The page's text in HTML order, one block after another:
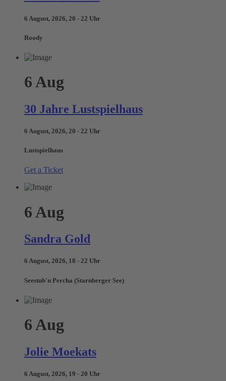
6 August, 2026, 20 - 22 Uhr
Roody
6Aug
30 Jahre Lustspielhaus
6 August, 2026, 20 - 22 Uhr
Lustspielhaus
Get a Ticket
6 Aug
Sandra Gold
6 August, 2026, 18 - 22 Uhr
Seestub'n Percha (Starnberger See)
6 Aug
Jolie Moekats
6 August, 2026, 19 - 20 Uhr